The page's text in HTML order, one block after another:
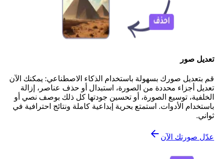
تعديل صور
قم بتعديل صورك بسهولة باستخدام الذكاء الاصطناعي: يمكنك الآن
تعديل أجزاء محددة من الصورة، استبدال أو حذف عناصر، إزالة
الخلفية، توسيع الصورة، أو تحسين جودتها كل ذلك بوصف نصي أو
باستخدام الأدوات. استمتع بحرية إبداعية كاملة ونتائج احترافية في
ثواني.
عدّل صورتك الآن